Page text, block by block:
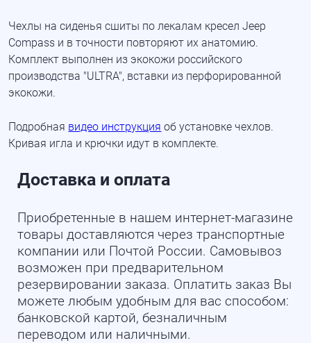
Чехлы на сиденья сшиты по лекалам кресел Jeep
Compass и в точности повторяют их анатомию.
Комплект выполнен из экокожи российского
производства "ULTRA", вставки из перфорированной
экокожи.
Подробная видео инструкция об установке чехлов.
Кривая игла и крючки идут в комплекте.
Доставка и оплата
Приобретенные в нашем интернет-магазине
товары доставляются через транспортные
компании или Почтой России. Самовывоз
возможен при предварительном
резервировании заказа. Оплатить заказ Вы
можете любым удобным для вас способом:
банковской картой, безналичным
переводом или наличными.